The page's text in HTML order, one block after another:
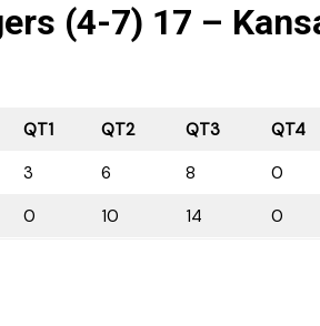
(4-7) 17 –
QT1 QT2 QT3 QT4
3 6 8 0
0 10 14 0